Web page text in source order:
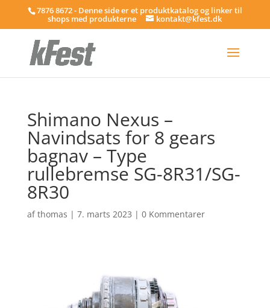
7876 8672 - Denne side er et produktkatalog og linker til
shops med produkterne kontakt@kfest.dk
Shimano Nexus –
Navindsats for 8 gears
bagnav – Type
rullebremse SG-8R31/SG-
8R30
afthomas | 7. marts 2023 | 0 Kommentarer